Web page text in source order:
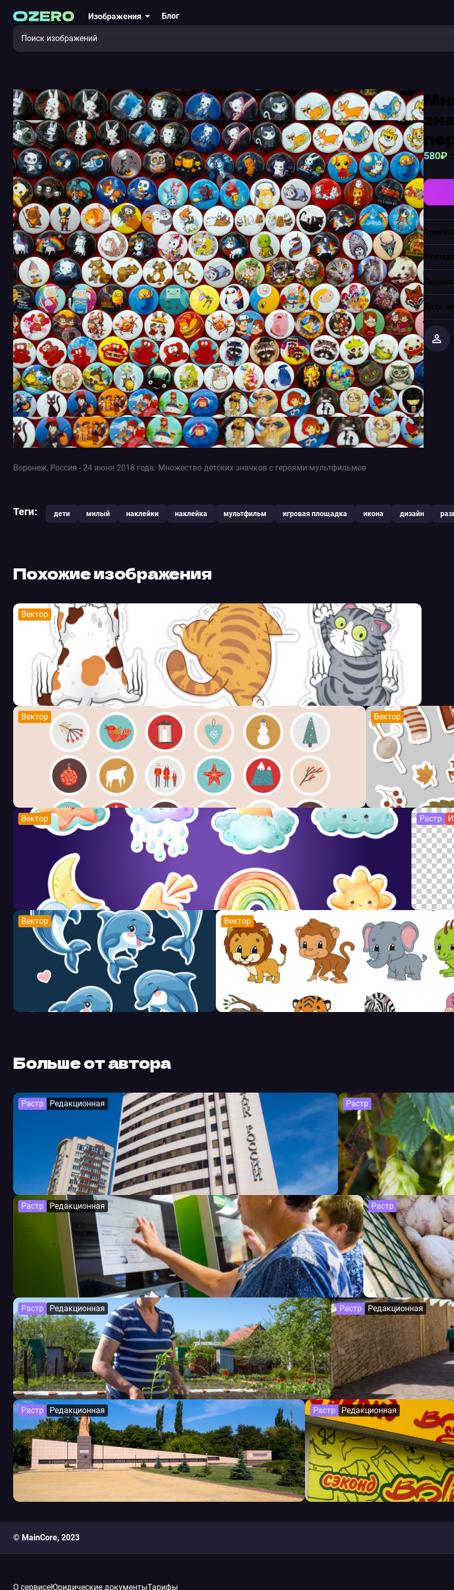
Изображения Блог
580₽
Формат
Дата
Воронеж, Россия - 24 июня 2018 года: Множество детских значков с героями мультфильмов
Теги: дети милый наклейки наклейка мультфильм игровая площадка икона дизайн
Похожие изображения
Вектор
Вектор Вектор
Вектор Растр
Вектор Вектор
Больше от автора
Растр Редакционная Растр
Растр Редакционная Растр
Растр Редакционная Растр Редакционная
Растр Редакционная Растр Редакционная
© MainCore, 2023
О сервисеЮридические документыТарифы